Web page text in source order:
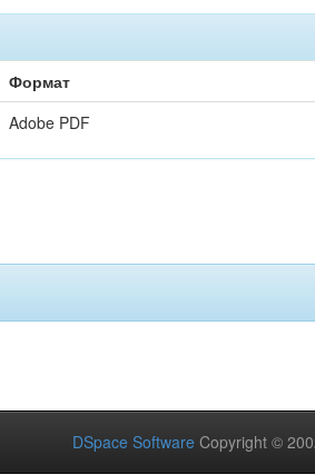
Формат
Adobe PDF
DSpace Software Copyright ©